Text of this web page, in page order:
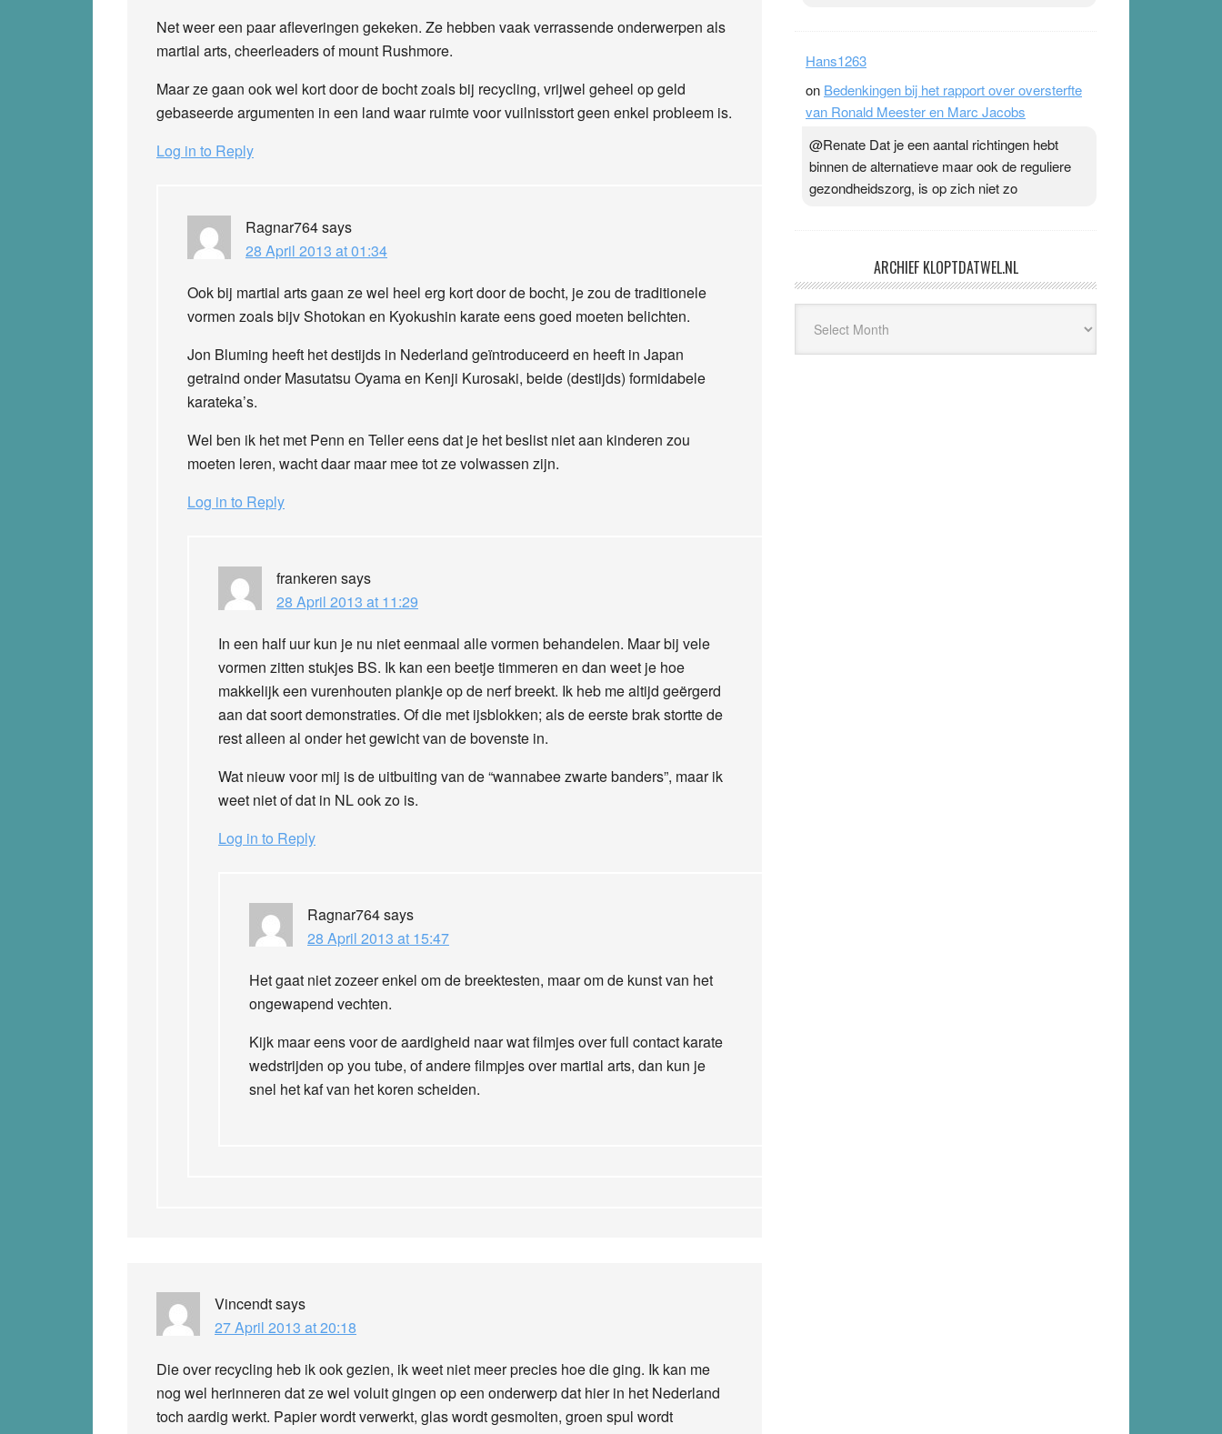
Net weer een paar afleveringen gekeken. Ze hebben vaak verrassende onderwerpen als
martial arts, cheerleaders of mount Rushmore.
Maar ze gaan ook wel kort door de bocht zoals bij recycling, vrijwel geheel op geld
gebaseerde argumenten in een land waar ruimte voor vuilnisstort geen enkel probleem is.
Log in to Reply
Ragnar764says
28 April 2013 at 01:34
Ook bij martial arts gaan ze wel heel erg kort door de bocht, je zou de traditionele
vormen zoals bijv Shotokan en Kyokushin karate eens goed moeten belichten.
Jon Bluming heeft het destijds in Nederland geïntroduceerd en heeft in Japan
getraind onder Masutatsu Oyama en Kenji Kurosaki, beide (destijds) formidabele
karateka’s.
Wel ben ik het met Penn en Teller eens dat je het beslist niet aan kinderen zou
moeten leren, wacht daar maar mee tot ze volwassen zijn.
Log in to Reply
frankeren says
28 April 2013 at 11:29
In een half uur kun je nu niet eenmaal alle vormen behandelen. Maar bij vele
vormen zitten stukjes BS. Ik kan een beetje timmeren en dan weet je hoe
makkelijk een vurenhouten plankje op de nerf breekt. Ik heb me altijd geërgerd
aan dat soort demonstraties. Of die met ijsblokken; als de eerste brak stortte de
rest alleen al onder het gewicht van de bovenste in.
Wat nieuw voor mij is de uitbuiting van de “wannabee zwarte banders”, maar ik
weet niet of dat in NL ook zo is.
Log in to Reply
Ragnar764says
28 April 2013 at 15:47
Het gaat niet zozeer enkel om de breektesten, maar om de kunst van het
ongewapend vechten.
Kijk maar eens voor de aardigheid naar wat filmjes over full contact karate
wedstrijden op you tube, of andere filmpjes over martial arts, dan kun je
snel het kaf van het koren scheiden.
Vincendtsays
27 April 2013 at 20:18
Die over recycling heb ik ook gezien, ik weet niet meer precies hoe die ging. Ik kan me
nog wel herinneren dat ze wel voluit gingen op een onderwerp dat hier in het Nederland
toch aardig werkt. Papier wordt verwerkt, glas wordt gesmolten, groen spul wordt
Hans1263
on Bedenkingen bij het rapport over oversterfte
van Ronald Meester en Marc Jacobs
@Renate Dat je een aantal richtingen hebt
binnen de alternatieve maar ook de reguliere
gezondheidszorg, is op zich niet zo
ARCHIEF KLOPTDATWEL.NL
Kloptdatwel.nl